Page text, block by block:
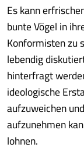
Es kann
bunte Vögel in
Konformisten zu
lebendig
hinterfragt
ideologische
aufzuweichen
aufzunehmen
lohnen.